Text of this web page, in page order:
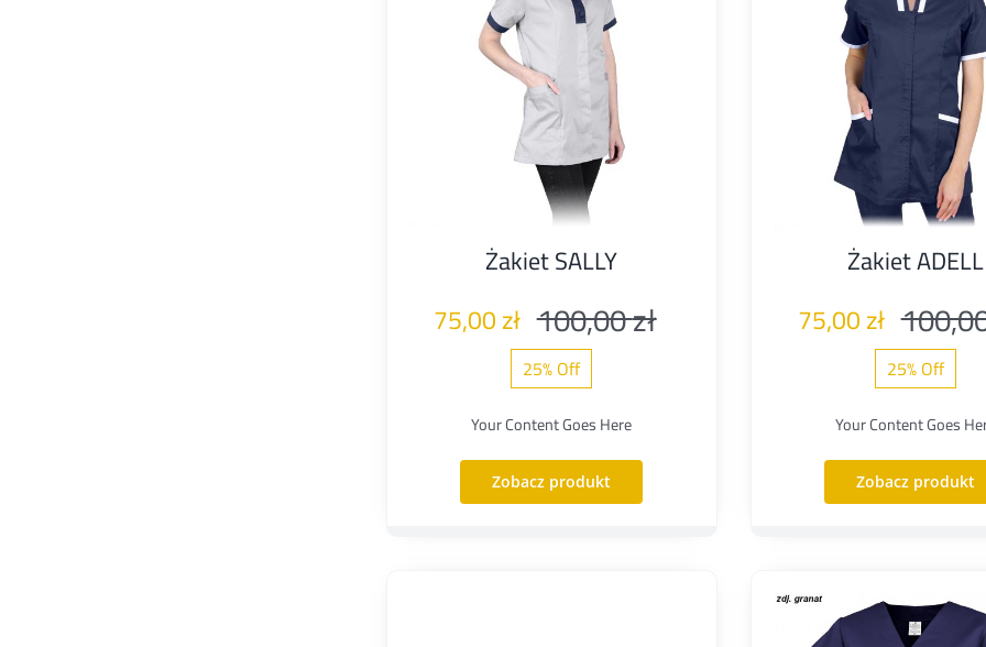
Żakiet SALLY
100,00zł
75,00zł
25% Off
Your Content Goes Here
Zobacz produkt
Żakiet ADELL
75,00zł
25% Off
Your Content Goes
Zobacz produkt